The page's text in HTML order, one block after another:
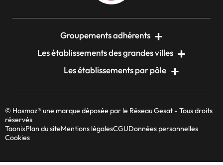
Groupements adhérents
Les établissements des grandes villes
Les établissements par pôle
© Hosmoz® une marque déposée par le Réseau Gesat - Tous droits
réservés
TaonixPlan du siteMentions légalesCGUDonnées personnelles
Cookies